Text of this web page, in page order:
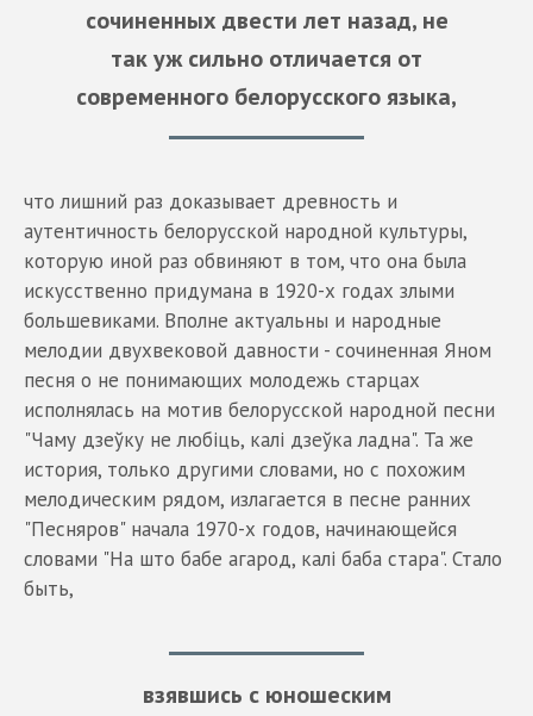
сочиненных двести лет назад, не
так уж сильно отличается от
современного белорусского языка,
что лишний раз доказывает древность и
аутентичность белорусской народной культуры,
которую иной раз обвиняют в том, что она была
искусственно придумана в 1920-х годах злыми
большевиками. Вполне актуальны и народные
мелодии двухвековой давности - сочиненная Яном
песня о не понимающих молодежь старцах
исполнялась на мотив белорусской народной песни
"Чаму дзеўку не любіць, калі дзеўка ладна". Та же
история, только другими словами, но с похожим
мелодическим рядом, излагается в песне ранних
"Песняров" начала 1970-х годов, начинающейся
словами "На што бабе агарод, калі баба стара". Стало
быть,
взявшись с юношеским